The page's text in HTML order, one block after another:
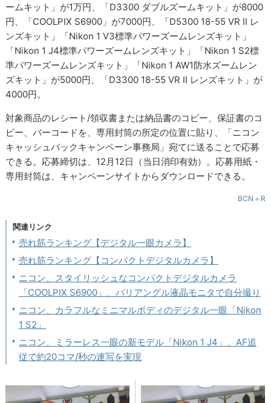
ームキット」が1万円、「D3300 ダブルズームキット」が8000
円、「COOLPIX S6900」が7000円、「D5300 18-55 VR II レ
ンズキット」「Nikon 1 V3標準パワーズームレンズキット」
「Nikon 1 J4標準パワーズームレンズキット」「Nikon 1 S2標
準パワーズームレンズキット」「Nikon 1 AW1防水ズームレン
ズキット」が5000円、「D3300 18-55 VR II レンズキット」が
4000円。
対象商品のレシート/領収書または納品書のコピー、保証書のコ
ピー、バーコードを、専用封筒の所定の位置に貼り、「ニコン
キャッシュバックキャンペーン事務局」宛てに送ることで応募
できる。応募締切は、12月12日（当日消印有効）。応募用紙・
専用封筒は、キャンペーンサイトからダウンロードできる。
BCN＋R
関連リンク
売れ筋ランキング【デジタル一眼カメラ】
売れ筋ランキング【コンパクトデジタルカメラ】
ニコン、スタイリッシュなコンパクトデジタルカメラ
「COOLPIX S6900」、バリアングル液晶モニタで自分撮り
ニコン、カラフルなミニマルボディのデジタル一眼「Nikon
1 S2」
ニコン、ミラーレス一眼の新モデル「Nikon 1 J4」、AF追
従で約20コマ/秒の連写を実現